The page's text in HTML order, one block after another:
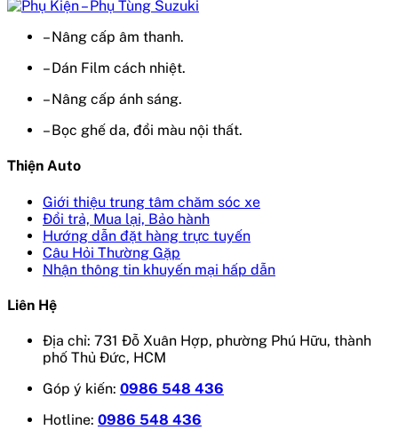
– Nâng cấp âm thanh.
– Dán Film cách nhiệt.
– Nâng cấp ánh sáng.
– Bọc ghế da, đổi màu nội thất.
Thiện Auto
Giới thiệu trung tâm chăm sóc xe
Đổi trả, Mua lại, Bảo hành
Hướng dẫn đặt hàng trực tuyến
Câu Hỏi Thường Gặp
Nhận thông tin khuyến mại hấp dẫn
Liên Hệ
Địa chỉ: 731 Đỗ Xuân Hợp, phường Phú Hữu, thành
phố Thủ Đức, HCM
Góp ý kiến: 0986 548 436
Hotline: 0986 548 436